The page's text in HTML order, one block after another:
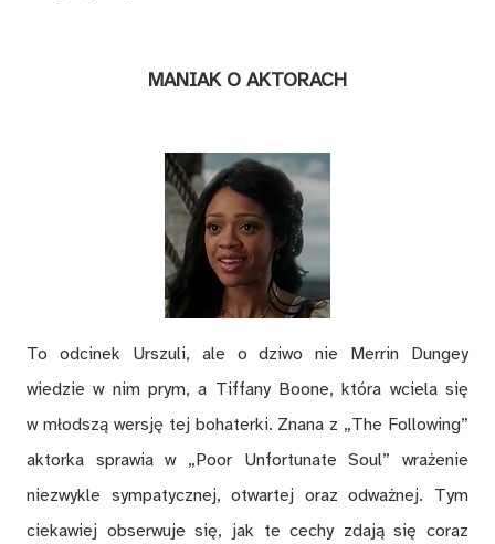
MANIAK O AKTORACH
To odcinek Urszuli, ale o dziwo nie Merrin Dungey
wiedzie w nim prym, a Tiffany Boone, która wciela się
w młodszą wersję tej bohaterki. Znana z „The Following”
aktorka sprawia w „Poor Unfortunate Soul” wrażenie
niezwykle sympatycznej, otwartej oraz odważnej. Tym
ciekawiej obserwuje się, jak te cechy zdają się coraz